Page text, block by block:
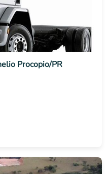
Procopio/PR